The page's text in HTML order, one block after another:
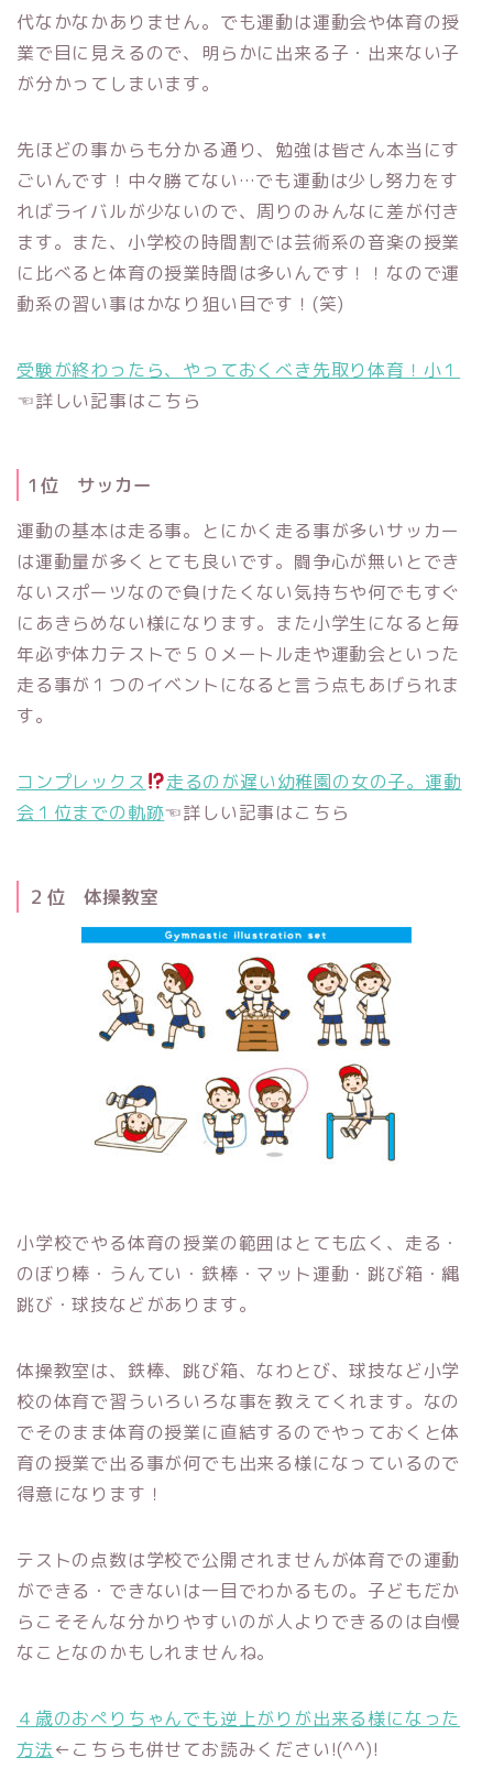
代なかなかありません。でも運動は運動会や体育の授
業で目に見えるので、明らかに出来る子・出来ない子
が分かってしまいます。
先ほどの事からも分かる通り、勉強は皆さん本当にす
ごいんです！中々勝てない…でも運動は少し努力をす
ればライバルが少ないので、周りのみんなに差が付き
ます。また、小学校の時間割では芸術系の音楽の授業
に比べると体育の授業時間は多いんです！！なので運
動系の習い事はかなり狙い目です！(笑)
受験が終わったら、やっておくべき先取り体育！小１
☜詳しい記事はこちら
1位 サッカー
運動の基本は走る事。とにかく走る事が多いサッカー
は運動量が多くとても良いです。闘争心が無いとでき
ないスポーツなので負けたくない気持ちや何でもすぐ
にあきらめない様になります。また小学生になると毎
年必ず体力テストで５０メートル走や運動会といった
走る事が１つのイベントになると言う点もあげられま
す。
コンプレックス
走るのが遅い幼稚園の女の子。運動
会１位までの軌跡☜詳しい記事はこちら
２位 体操教室
小学校でやる体育の授業の範囲はとても広く、走る・
のぼり棒・うんてい・鉄棒・マット運動・跳び箱・縄
跳び・球技などがあります。
体操教室は、鉄棒、跳び箱、なわとび、球技など小学
校の体育で習ういろいろな事を教えてくれます。なの
でそのまま体育の授業に直結するのでやっておくと体
育の授業で出る事が何でも出来る様になっているので
得意になります！
テストの点数は学校で公開されませんが体育での運動
ができる・できないは一目でわかるもの。子どもだか
らこそそんな分かりやすいのが人よりできるのは自慢
なことなのかもしれませんね。
４歳のおぺりちゃんでも逆上がりが出来る様になった
方法←こちらも併せてお読みください!(^^)!